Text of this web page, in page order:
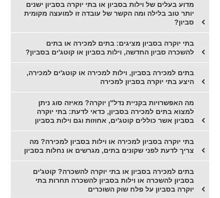
מדוע בעלים של וילות בסביון או בתי יוקרה בסביון ישנים
יותר טוב בלילה ומה הקשר של עובדה זו למועצה מקומית
סביון?
בתי יוקרה בסביון מציגים: בתים למכירה או בתים
להשכרה סביון החדשה, וילות בסביון או קוטג'ים בסביון?
בתים למכירה בסביון, וילות למכירה או קוטג'ים למכירה,
היצע בתי יוקרה בסביון למכירה
מה האפשרויות בקניית נדל"ן יוקרה? מאיזה סוג ניתן
למצוא בתים למכירה בסביון, כדאי לדעת: בתי יוקרה
בסביון אשר כוללים קוטג'ים, אחוזות וגם וילות בסביון
בתי יוקרה בסביון למכירה או וילות בסביון למכירה? מה
צריך לדעת לפני שקונים בתים, מגרשים או נחלות בסביון
בתים למכירה בסביון או בתי יוקרה להשכרה? קוטג'ים
בסביון להשכרה או וילות בסביון להשכרה תחרות בתי
יוקרה בסביון על פלח שוק השוכרים